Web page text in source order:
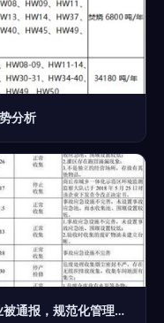
分析
河南严查危险废物经营许可 77家企业被通报，规范化管理再升级